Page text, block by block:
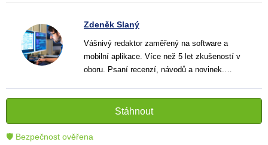
Zdeněk Slaný
Vášnivý redaktor zaměřený na software a
mobilní aplikace. Více než 5 let zkušeností v
oboru. Psaní recenzí, návodů a novinek.
pomáhají čtenářům lépe porozumět a využít
moderní technologie.
Stáhnout
🛡 Bezpečnost ověřena